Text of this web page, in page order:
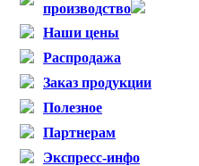
производство
Наши цены
Распродажа
Заказ продукции
Полезное
Партнерам
Экспресс-инфо